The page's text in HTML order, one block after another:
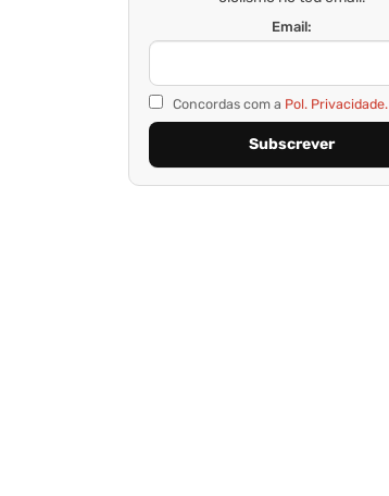
Email:
Concordas com a Pol. Privacidade.